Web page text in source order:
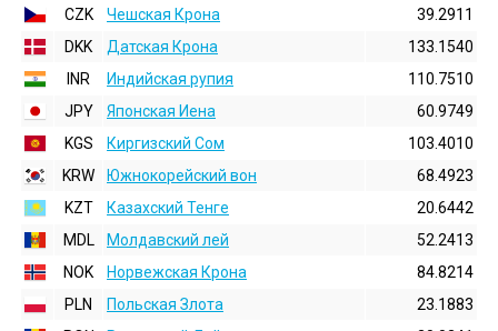
CZK
Чешская Крона
39.2911
DKK
Датская Крона
133.1540
INR
Индийская pупия
110.7510
JPY
Японская Иена
60.9749
KGS
Киргизский Сом
103.4010
KRW
Южнокорейский вон
68.4923
KZT
Казахский Тенге
20.6442
MDL
Молдавский лей
52.2413
NOK
Норвежская Крона
84.8214
PLN
Польская Злота
23.1883